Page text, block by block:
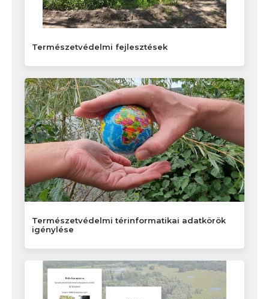
Természetvédelmi fejlesztések
Természetvédelmi térinformatikai adatkörök
igénylése